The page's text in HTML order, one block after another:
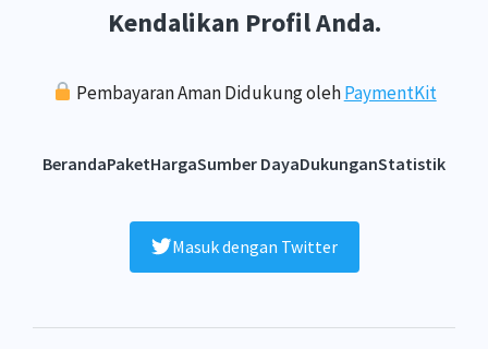
Kendalikan Profil Anda.
Pembayaran Aman Didukung olehPaymentKit
BerandaPaketHargaSumber DayaDukunganStatistik
Masuk dengan Twitter